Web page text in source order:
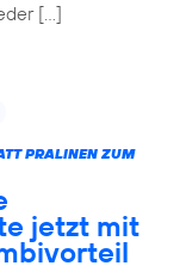
[…]
PRALINEN ZUM
jetzt mit